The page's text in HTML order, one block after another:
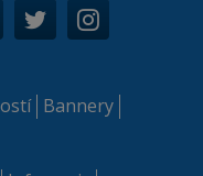
Bannery